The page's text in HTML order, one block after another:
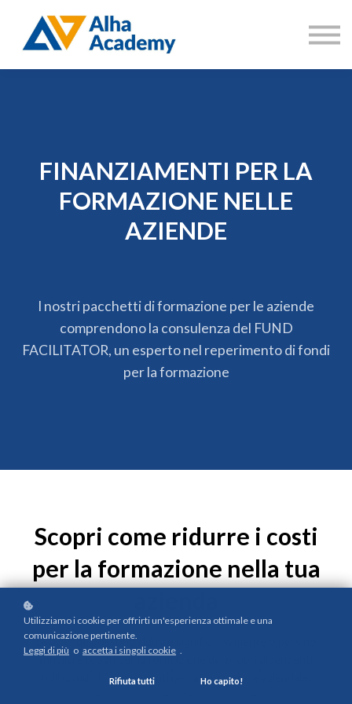
Catalogo corsi
Aree di formazione
FINANZIAMENTI PER LA
FORMAZIONE NELLE
AZIENDE
I nostri pacchetti di formazione per le aziende
comprendono la consulenza del FUND
FACILITATOR, un esperto nel reperimento di fondi
per la formazione
Scopri come ridurre i costi
per la formazione nella tua
Le aziende possono ridurre significativamente o persino
annullare i costi per la formazione dei propri dipendenti,
utilizzando i finanziamenti per la formazione aziendale.
Utilizziamo i cookie per offrirti un'esperienza ottimale e una
comunicazione pertinente.
Leggi di più o accetta i singoli cookie .
Rifiuta tutti Ho capito!